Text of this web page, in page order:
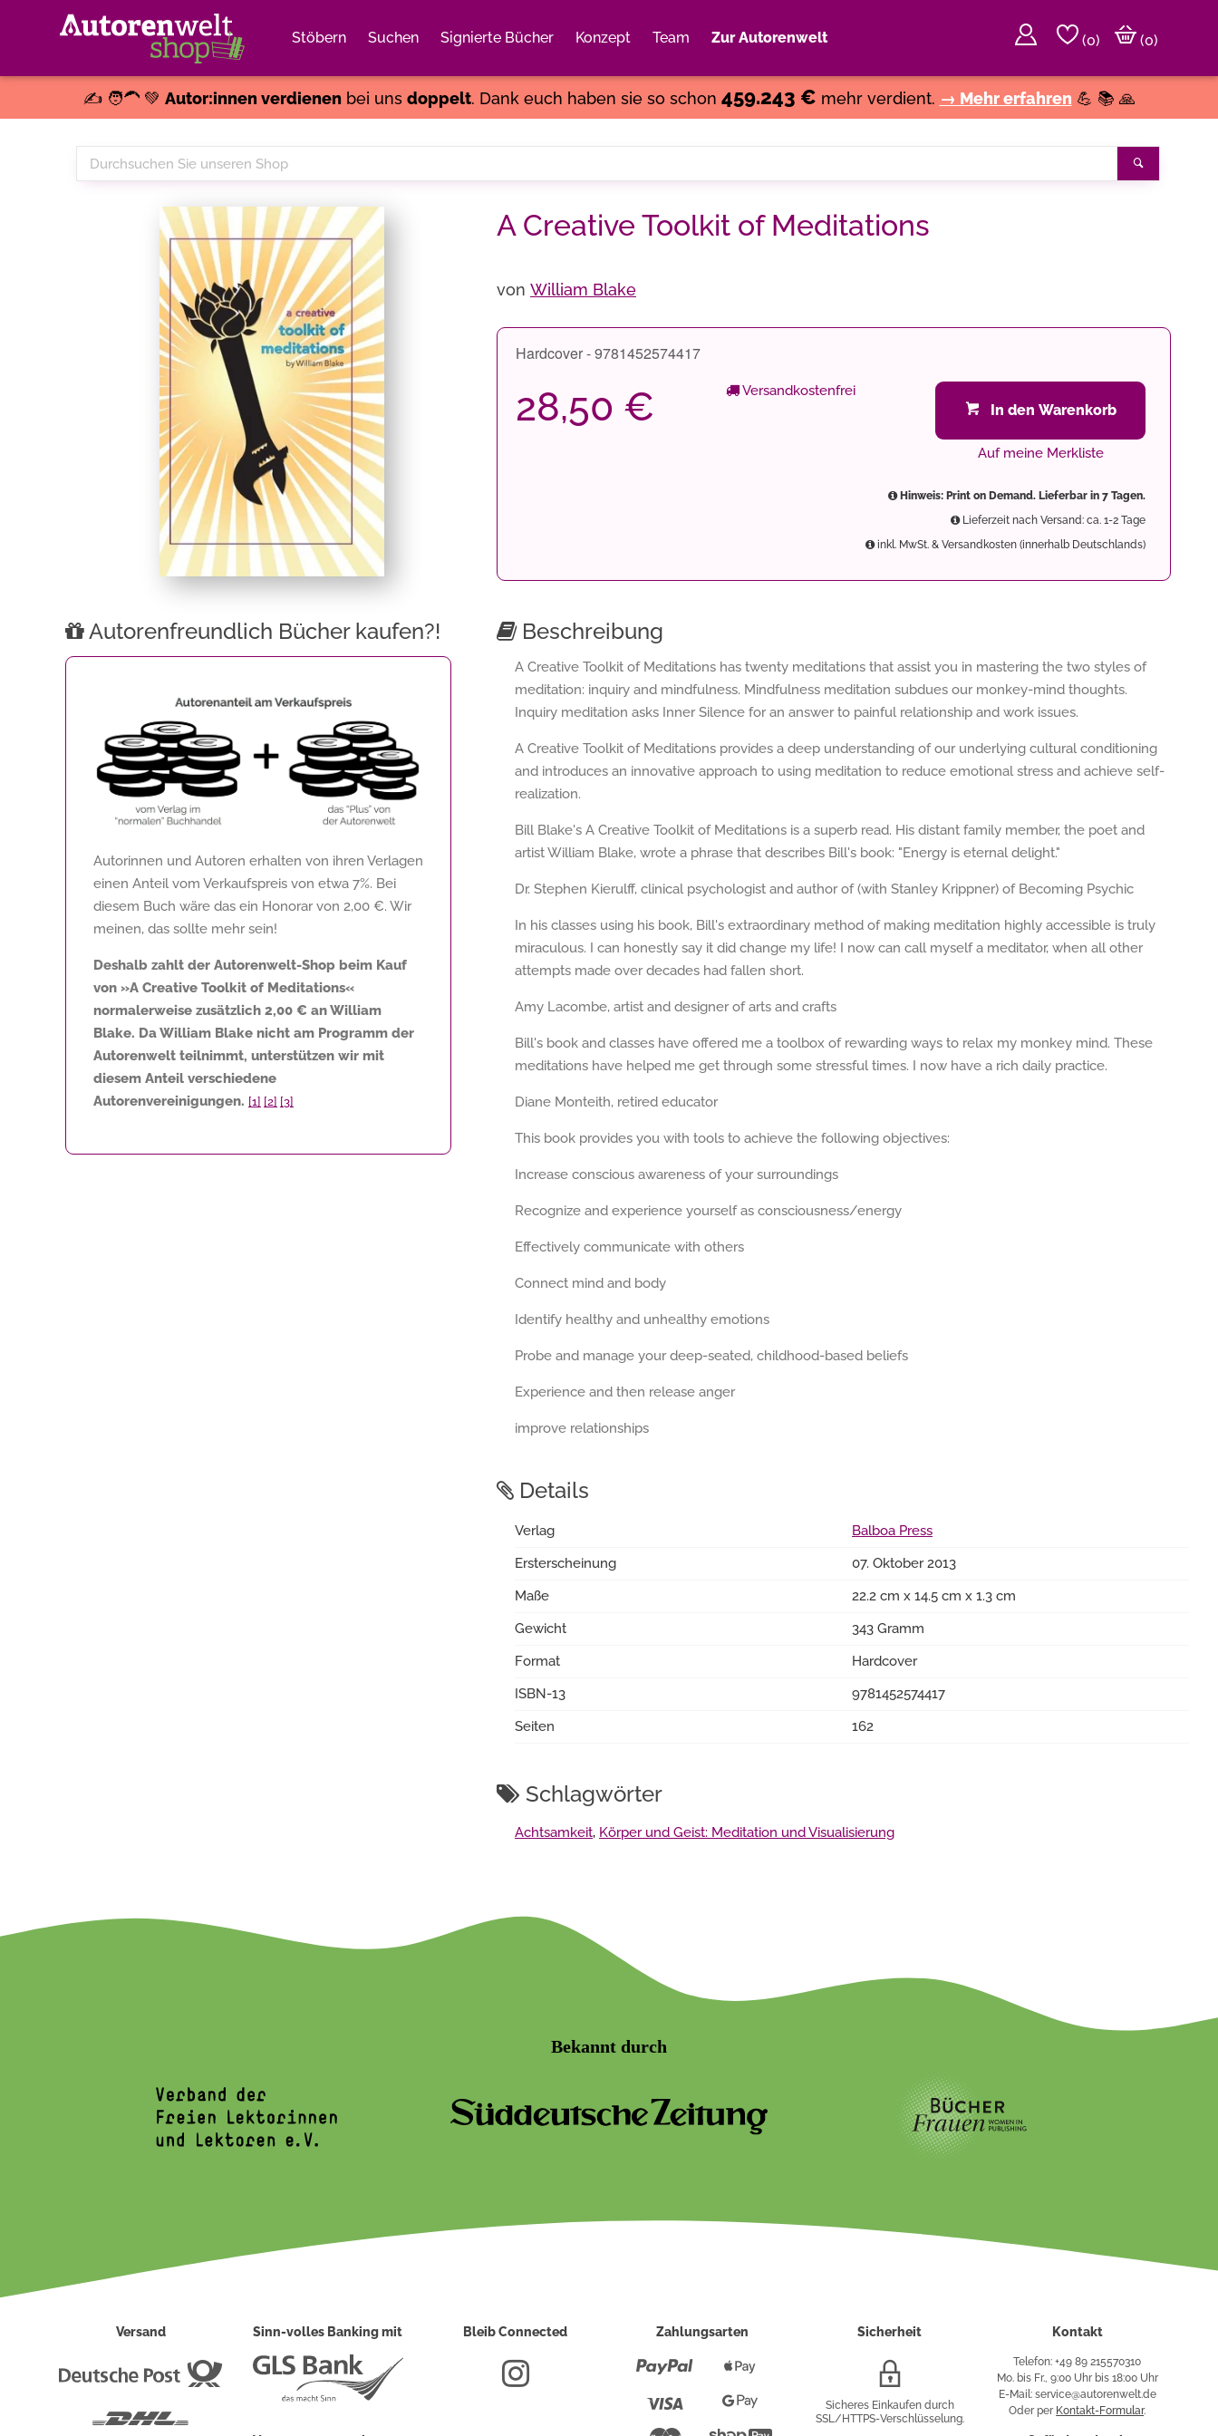
Stöbern Suchen Signierte Bücher Konzept Team Zur Autorenwelt (0)
(0)
✍️ 🧑‍🦱 💚 Autor:innen verdienenbei uns doppelt. Dank euch haben sie so schon 459.243 € mehr verdient. → Mehr erfahren 💪 📚 🙏
Durchsuchen
Sie
A Creative Toolkit of Meditations
von William Blake
Hardcover - 9781452574417
28,50 € Versandkostenfrei
In den Warenkorb
Auf meine Merkliste
Hinweis: Print on Demand. Lieferbar in 7 Tagen.
Lieferzeit nach Versand: ca. 1-2 Tage
inkl. MwSt. & Versandkosten (innerhalb Deutschlands)
Autorenfreundlich Bücher kaufen?!
Autorinnen und Autoren erhalten von ihren Verlagen
einen Anteil vom Verkaufspreis von etwa 7%. Bei
diesem Buch wäre das ein Honorar von 2,00 €. Wir
meinen, das sollte mehr sein!
Deshalb zahlt der Autorenwelt-Shop beim Kauf
von »A Creative Toolkit of Meditations«
normalerweise zusätzlich 2,00 € an William
Blake. Da William Blake nicht am Programm der
Autorenwelt teilnimmt, unterstützen wir mit
diesem Anteil verschiedene
Autorenvereinigungen. [1] [2] [3]
Beschreibung
A Creative Toolkit of Meditations has twenty meditations that assist you in mastering the two styles of
meditation: inquiry and mindfulness. Mindfulness meditation subdues our monkey-mind thoughts.
Inquiry meditation asks Inner Silence for an answer to painful relationship and work issues.
A Creative Toolkit of Meditations provides a deep understanding of our underlying cultural conditioning
and introduces an innovative approach to using meditation to reduce emotional stress and achieve self-
realization.
Bill Blake's A Creative Toolkit of Meditations is a superb read. His distant family member, the poet and
artist William Blake, wrote a phrase that describes Bill's book: "Energy is eternal delight."
Dr. Stephen Kierulff, clinical psychologist and author of (with Stanley Krippner) of Becoming Psychic
In his classes using his book, Bill's extraordinary method of making meditation highly accessible is truly
miraculous. I can honestly say it did change my life! I now can call myself a meditator, when all other
attempts made over decades had fallen short.
Amy Lacombe, artist and designer of arts and crafts
Bill's book and classes have offered me a toolbox of rewarding ways to relax my monkey mind. These
meditations have helped me get through some stressful times. I now have a rich daily practice.
Diane Monteith, retired educator
This book provides you with tools to achieve the following objectives:
Increase conscious awareness of your surroundings
Recognize and experience yourself as consciousness/energy
Effectively communicate with others
Connect mind and body
Identify healthy and unhealthy emotions
Probe and manage your deep-seated, childhood-based beliefs
Experience and then release anger
improve relationships
Details
Verlag
Balboa Press
Ersterscheinung
07. Oktober 2013
Maße
22.2 cm x 14.5 cm x 1.3 cm
Gewicht
343 Gramm
Format
Hardcover
ISBN-13
9781452574417
Seiten
162
Schlagwörter
Achtsamkeit, Körper und Geist: Meditation und Visualisierung
Bekannt durch
Versand
Deutsche
Sinn-volles Banking mit Bleib Connected Zahlungsarten
Paypal
Pay
Pay
Sicherheit
Verschlüsselung
Sicheres Einkaufen durch
SSL/HTTPS-Verschlüsselung.
Kontakt
Telefon: +49 89 215570310
Mo. bis Fr., 9:00 Uhr bis 18:00 Uhr
E-Mail: service@autorenwelt.de
Oder per Kontakt-Formular.